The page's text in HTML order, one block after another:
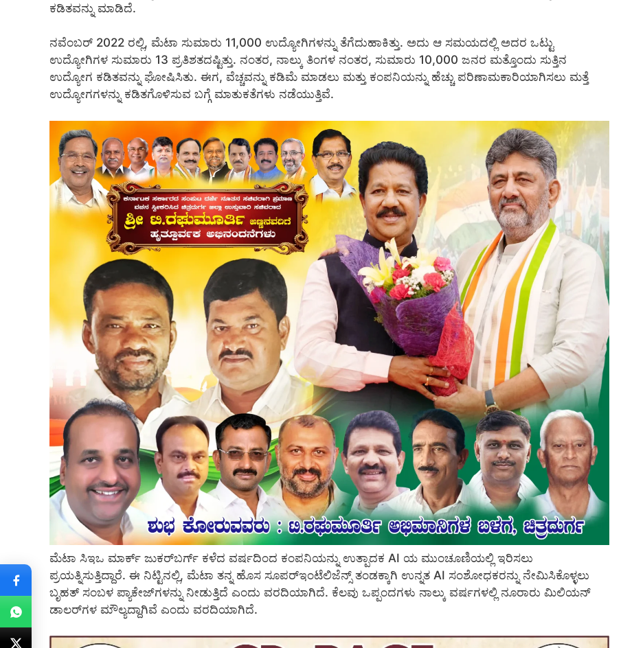
ಕಡಿತವನ್ನು ಮಾಡಿದೆ.
ನವೆಂಬರ್ 2022 ರಲ್ಲಿ, ಮೆಟಾ ಸುಮಾರು 11,000 ಉದ್ಯೋಗಿಗಳನ್ನು ತೆಗೆದುಹಾಕಿತ್ತು. ಅದು ಆ ಸಮಯದಲ್ಲಿ ಅದರ ಒಟ್ಟು
ಉದ್ಯೋಗಿಗಳ ಸುಮಾರು 13 ಪ್ರತಿಶತದಷ್ಟಿತ್ತು. ನಂತರ, ನಾಲ್ಕು ತಿಂಗಳ ನಂತರ, ಸುಮಾರು 10,000 ಜನರ ಮತ್ತೊಂದು ಸುತ್ತಿನ
ಉದ್ಯೋಗ ಕಡಿತವನ್ನು ಘೋಷಿಸಿತು. ಈಗ, ವೆಚ್ಚವನ್ನು ಕಡಿಮೆ ಮಾಡಲು ಮತ್ತು ಕಂಪನಿಯನ್ನು ಹೆಚ್ಚು ಪರಿಣಾಮಕಾರಿಯಾಗಿಸಲು ಮತ್ತೆ
ಉದ್ಯೋಗಗಳನ್ನು ಕಡಿತಗೊಳಿಸುವ ಬಗ್ಗೆ ಮಾತುಕತೆಗಳು ನಡೆಯುತ್ತಿವೆ.
ಮೆಟಾ ಸಿಇಒ ಮಾರ್ಕ್ ಜುಕರ್‌ಬರ್ಗ್ ಕಳೆದ ವರ್ಷದಿಂದ ಕಂಪನಿಯನ್ನು ಉತ್ಪಾದಕ AI ಯ ಮುಂಚೂಣಿಯಲ್ಲಿ ಇರಿಸಲು
ಪ್ರಯತ್ನಿಸುತ್ತಿದ್ದಾರೆ. ಈ ನಿಟ್ಟಿನಲ್ಲಿ, ಮೆಟಾ ತನ್ನ ಹೊಸ ಸೂಪರ್‌ಇಂಟೆಲಿಜೆನ್ಸ್ ತಂಡಕ್ಕಾಗಿ ಉನ್ನತ AI ಸಂಶೋಧಕರನ್ನು ನೇಮಿಸಿಕೊಳ್ಳಲು
ಬೃಹತ್ ಸಂಬಳ ಪ್ಯಾಕೇಜ್‌ಗಳನ್ನು ನೀಡುತ್ತಿದೆ ಎಂದು ವರದಿಯಾಗಿದೆ. ಕೆಲವು ಒಪ್ಪಂದಗಳು ನಾಲ್ಕು ವರ್ಷಗಳಲ್ಲಿ ನೂರಾರು ಮಿಲಿಯನ್
ಡಾಲರ್‌ಗಳ ಮೌಲ್ಯದ್ದಾಗಿವೆ ಎಂದು ವರದಿಯಾಗಿದೆ.